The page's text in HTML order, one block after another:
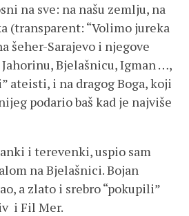
na sve: na našu zemlju, na
(transparent: “Volimo jureka
šeher-Sarajevo i njegove
Jahorinu, Bjelašnicu, Igman …,
ateisti, i na dragog Boga, koji
podario baš kad je najviše
i terevenki, uspio sam
na Bjelašnici. Bojan
a zlato i srebro “pokupili”
i Fil Mer.